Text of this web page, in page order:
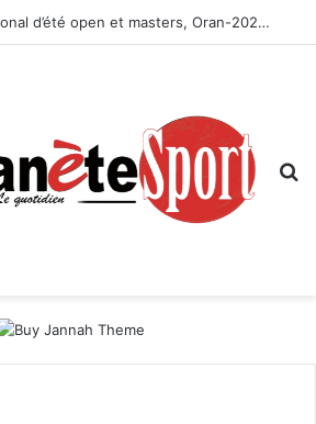
Championnat national d’été open et masters, Oran-2026 — Le CRB s’adjuge le titre